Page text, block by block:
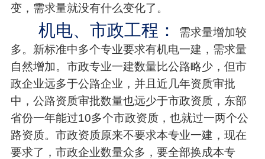
变，需求量就没有什么变化了。
机电、市政工程：
需求量增加较
多。新标准中多个专业要求有机电一建，需求量
自然增加。市政专业一建数量比公路略少，但市
政企业远多于公路企业，并且近几年资质审批
中，公路资质审批数量也远少于市政资质，东部
省份一年能过10多个市政资质，也就过一两个公
路资质。市政资质原来不要求本专业一建，现在
要求了，市政企业数量众多，要全部换成本专